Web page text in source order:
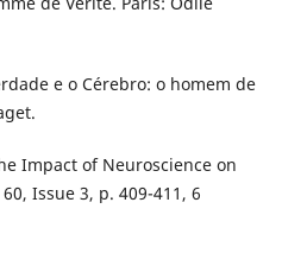
e o Cérebro: o homem de
Impact of Neuroscience on
Issue 3, p. 409-411, 6